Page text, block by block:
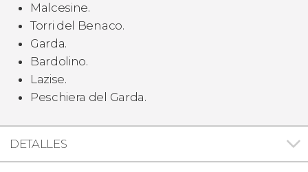
Malcesine.
Torri del Benaco.
Garda.
Bardolino.
Lazise.
Peschiera del Garda.
DETALLES